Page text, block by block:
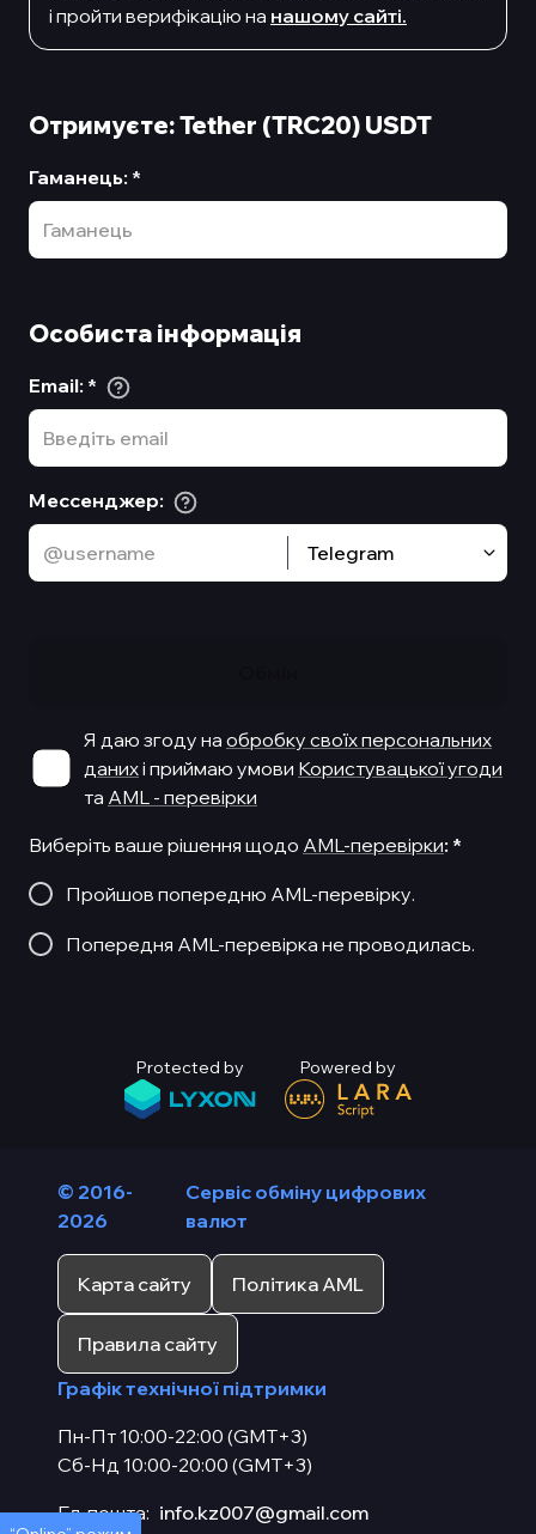
i пройти верифiкацiю на нашому сайтi.
Отримуєте: Tether (TRC20) USDT
Гаманець: *
Особиста інформація
Email: *
Мессенджер:
Telegram
Я даю згоду на обробку своїх персональних
данихі приймаю умови Користувацької угоди
та AML - перевірки
Виберіть ваше рішення щодо AML-перевірки: *
Пройшов попередню AML-перевірку.
Попередня AML-перевірка не проводилась.
Protected by Powered by
© 2016-
2026
Сервіс обміну цифрових
валют
Карта сайту Політика AML
Правила сайту
Графік технічної підтримки
Пн-Пт 10:00-22:00 (GMT+3)
Сб-Нд 10:00-20:00 (GMT+3)
Ел. пошта: info.kz007@gmail.com